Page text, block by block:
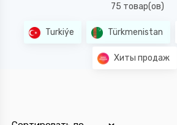
75 товар(ов)
Turkiýe Türkmenistan
Хиты продаж